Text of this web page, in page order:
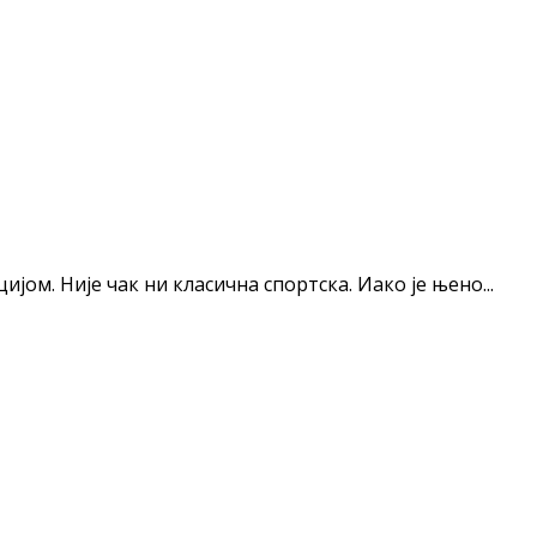
Није чак ни класична спортска. Иако је њено...